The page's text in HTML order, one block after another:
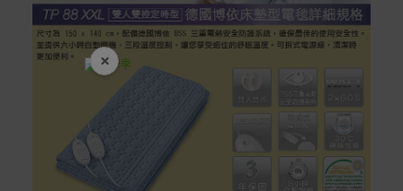
× 開學裝備全面降價